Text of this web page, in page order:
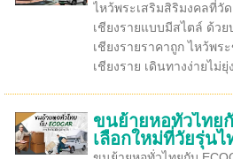
ไหว้พระเสริมสิริมงคลที่วั
เชียงรายแบบมีสไตล์ ด้ว
เชียงรายราคาถูก ไหว้พ
เชียงราย เดินทางง่ายไม่ยุ่
ขนย้ายหอทั่วไทย
เลือกใหม่ที่วัยรุ่นไ